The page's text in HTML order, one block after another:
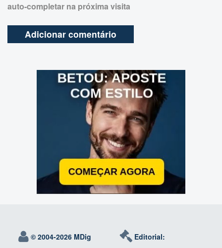
auto-completar na próxima visita
© 2004-2026 MDig
Editorial: